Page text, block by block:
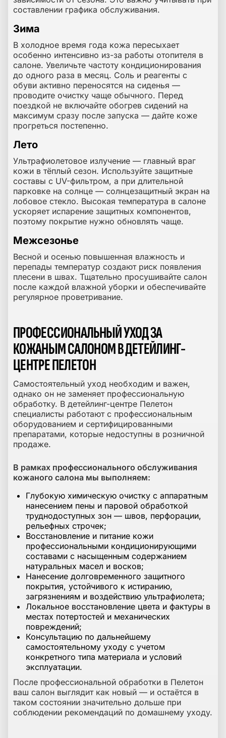
составлении графика обслуживания.
Зима
В холодное время года кожа пересыхает
особенно интенсивно из-за работы отопителя в
салоне. Увеличьте частоту кондиционирования
до одного раза в месяц. Соль и реагенты с
обуви активно переносятся на сиденья —
проводите очистку чаще обычного. Перед
поездкой не включайте обогрев сидений на
максимум сразу после запуска — дайте коже
прогреться постепенно.
Лето
Ультрафиолетовое излучение — главный враг
кожи в тёплый сезон. Используйте защитные
составы с UV-фильтром, а при длительной
парковке на солнце — солнцезащитный экран на
лобовое стекло. Высокая температура в салоне
ускоряет испарение защитных компонентов,
поэтому покрытие нужно обновлять чаще.
Межсезонье
Весной и осенью повышенная влажность и
перепады температур создают риск появления
плесени в швах. Тщательно просушивайте салон
после каждой влажной уборки и обеспечивайте
регулярное проветривание.
ПРОФЕССИОНАЛЬНЫЙ УХОД ЗА
КОЖАНЫМ САЛОНОМ В ДЕТЕЙЛИНГ-
ЦЕНТРЕ ПЕЛЕТОН
Самостоятельный уход необходим и важен,
однако он не заменяет профессиональную
обработку. В детейлинг-центре Пелетон
специалисты работают с профессиональным
оборудованием и сертифицированными
препаратами, которые недоступны в розничной
продаже.
В рамках профессионального обслуживания
кожаного салона мы выполняем:
Глубокую химическую очистку с аппаратным
нанесением пены и паровой обработкой
труднодоступных зон — швов, перфорации,
рельефных строчек;
Восстановление и питание кожи
профессиональными кондиционирующими
составами с насыщенным содержанием
натуральных масел и восков;
Нанесение долговременного защитного
покрытия, устойчивого к истиранию,
загрязнениям и воздействию ультрафиолета;
Локальное восстановление цвета и фактуры в
местах потертостей и механических
повреждений;
Консультацию по дальнейшему
самостоятельному уходу с учетом
конкретного типа материала и условий
эксплуатации.
После профессиональной обработки в Пелетон
ваш салон выглядит как новый — и остаётся в
таком состоянии значительно дольше при
соблюдении рекомендаций по домашнему уходу.